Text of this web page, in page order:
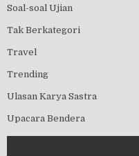
Soal-soal Ujian
Tak Berkategori
Travel
Trending
Ulasan Karya Sastra
Upacara Bendera